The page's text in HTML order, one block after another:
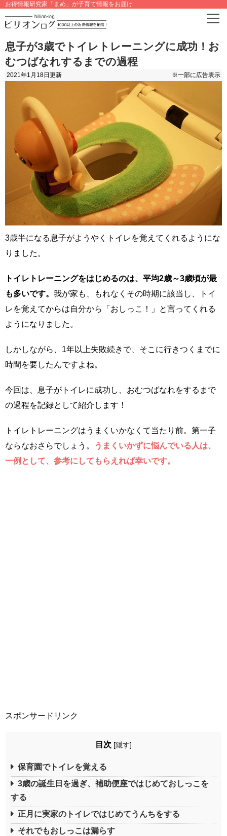
お得情報研究家「まめ」が子育て情報をお届け
息子が3歳でトイレトレーニングに成功！お
むつばなれするまでの過程
2021年1月18日 更新 ※一部に広告表示
3歳半になる息子がようやくトイレを覚えてくれるようにな
りました。
トイレトレーニングをはじめるのは、平均2歳～3歳頃が最
も多いです。 我が家も、もれなくその時期に該当し、トイ
レを覚えてからは自分から「おしっこ！」と言ってくれる
ようになりました。
しかしながら、1年以上失敗続きで、そこに行きつくまでに
時間を要したんですよね。
今回は、息子がトイレに成功し、おむつばなれをするまで
の過程を記録として紹介します！
トイレトレーニングはうまくいかなくて当たり前。第一子
ならなおさらでしょう。
うまくいかずに悩んでいる人は、
一例として、参考にしてもらえれば幸いです。
スポンサードリンク
目次 [隠す]
保育園でトイレを覚える
3歳の誕生日を過ぎ、補助便座ではじめておしっこを
する
正月に実家のトイレではじめてうんちをする
それでもおしっこは漏らす